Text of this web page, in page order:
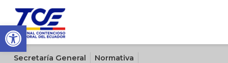
Open toolbar
Sitio oficial del Tribunal Contencioso Electoral del Ecuador
Secretaría General
Normativa